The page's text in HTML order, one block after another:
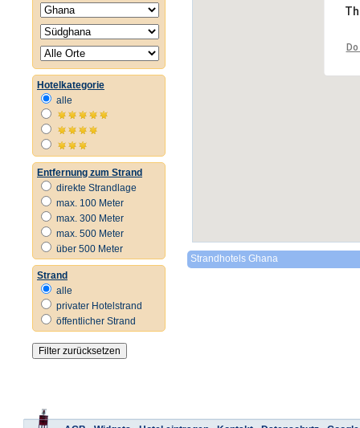
Hotelkategorie
alle
Entfernung zum Strand
direkte Strandlage
max. 100 Meter
max. 300 Meter
max. 500 Meter
über 500 Meter
Strand
alle
privater Hotelstrand
öffentlicher Strand
Strandhotels Ghana